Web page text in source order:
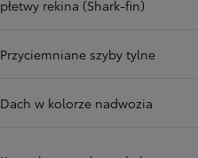
płetwy rekina (Shark-fin)
Przyciemniane szyby tylne
Dach w kolorze nadwozia